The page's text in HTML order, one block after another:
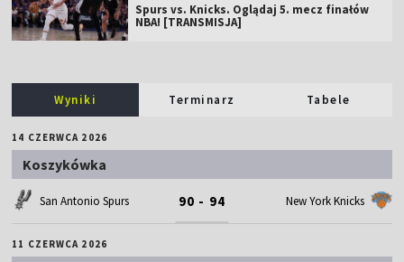
Spurs vs. Knicks. Oglądaj 5. mecz finałów
NBA! [TRANSMISJA]
Wyniki Terminarz Tabele
14 CZERWCA 2026
Koszykówka
San Antonio Spurs 90 - 94 New York Knicks
11 CZERWCA 2026